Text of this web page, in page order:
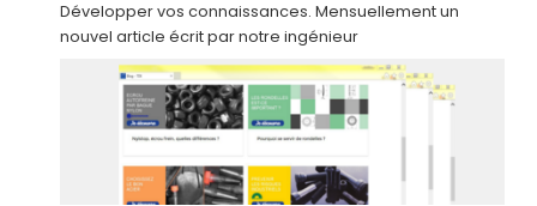
Développer vos connaissances. Mensuellement un
nouvel article écrit par notre ingénieur